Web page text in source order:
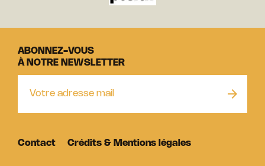
ABONNEZ-VOUS
À NOTRE NEWSLETTER
Contact Crédits & Mentions légales